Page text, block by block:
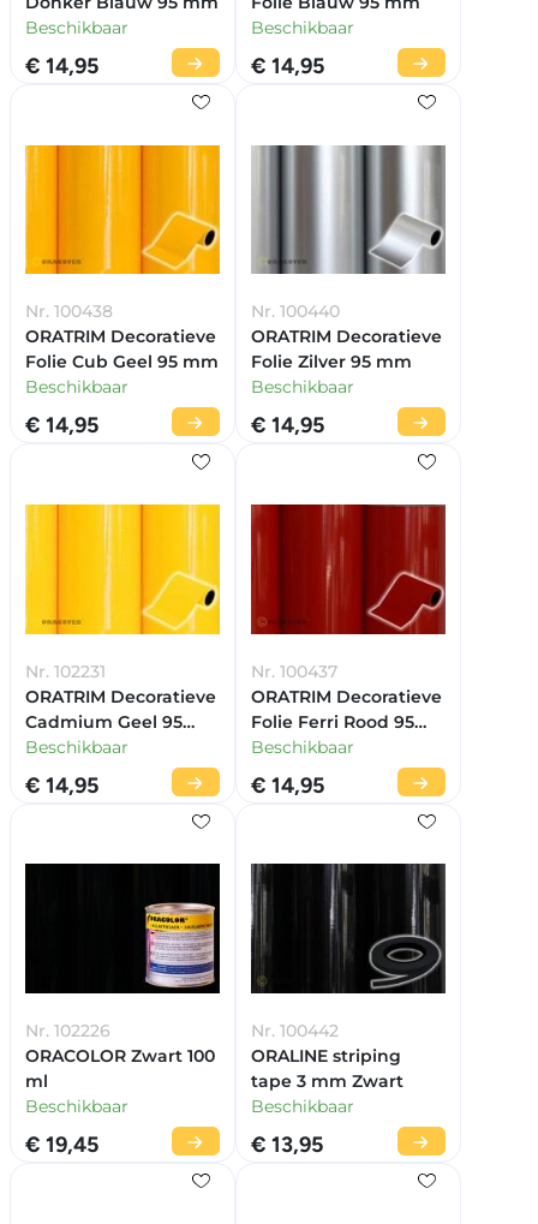
Beschikbaar
€ 14,95
Beschikbaar
€ 14,95
Nr. 100438
ORATRIM Decoratieve
Folie Cub Geel 95 mm
Beschikbaar
€ 14,95
Nr. 100440
ORATRIM Decoratieve
Folie Zilver 95 mm
Beschikbaar
€ 14,95
Nr. 102231
ORATRIM Decoratieve
Cadmium Geel 95
mm
Beschikbaar
€ 14,95
Nr. 100437
ORATRIM Decoratieve
Folie Ferri Rood 95
mm
Beschikbaar
€ 14,95
Nr. 102226
ORACOLOR Zwart 100
ml
Beschikbaar
€ 19,45
Nr. 100442
ORALINE striping
tape 3 mm Zwart
Beschikbaar
€ 13,95